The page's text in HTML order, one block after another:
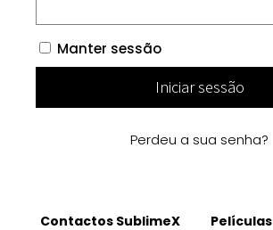
Manter sessão
Iniciar sessão
Perdeu a sua senha?
Contactos SublimeX Películas